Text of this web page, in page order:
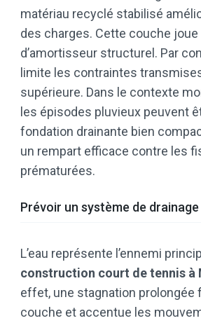
matériau recyclé stabilisé
des charges. Cette couche joue
d’amortisseur structurel. Par
limite les contraintes
supérieure. Dans le contexte
les épisodes pluvieux peuvent
fondation drainante bien
un rempart efficace contre les
prématurées.
Prévoir un système de
L’eau représente l’ennemi
construction court de tennis à
effet, une stagnation prolongée
couche et accentue les